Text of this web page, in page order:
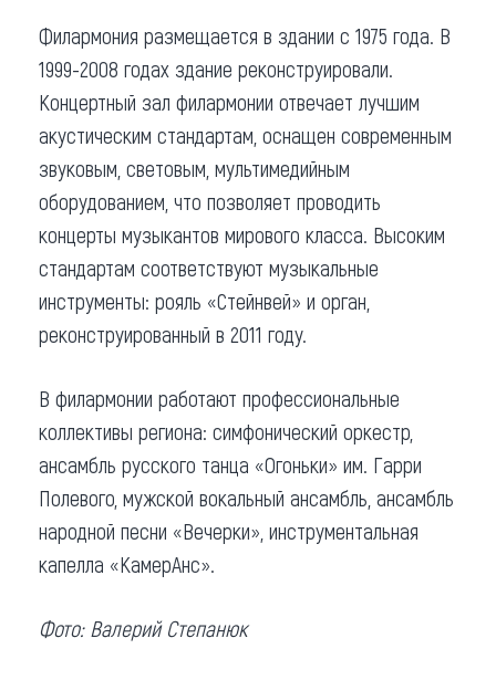
Филармония размещается в здании с 1975 года. В
1999-2008 годах здание реконструировали.
Концертный зал филармонии отвечает лучшим
акустическим стандартам, оснащен современным
звуковым, световым, мультимедийным
оборудованием, что позволяет проводить
концерты музыкантов мирового класса. Высоким
стандартам соответствуют музыкальные
инструменты: рояль «Стейнвей» и орган,
реконструированный в 2011 году.
В филармонии работают профессиональные
коллективы региона: симфонический оркестр,
ансамбль русского танца «Огоньки» им. Гарри
Полевого, мужской вокальный ансамбль, ансамбль
народной песни «Вечерки», инструментальная
капелла «КамерАнс».
Фото: Валерий Степанюк